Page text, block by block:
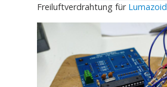
Freiluftverdrahtung für Lumazoid